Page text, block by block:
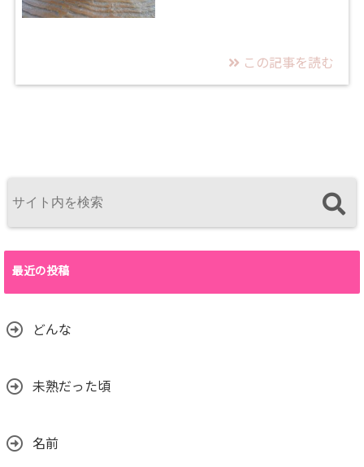
この記事を読む
最近の投稿
どんな
未熟だった頃
名前